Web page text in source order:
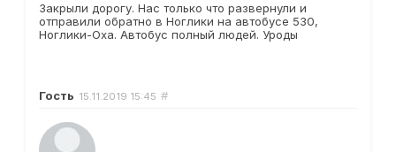
Закрыли дорогу. Нас только что развернули и
отправили обратно в Ноглики на автобусе 530,
Ноглики-Оха. Автобус полный людей. Уроды
Гость 15.11.2019 15:45 #